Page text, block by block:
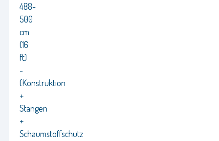
488-
500
cm
(16
ft)
-
(Konstruktion
+
Stangen
+
Schaumstoffschutz